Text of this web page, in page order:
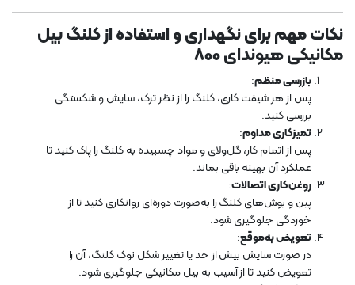
نکات مهم برای نگهداری و استفاده از کلنگ بیل
مکانیکی هیوندای 800
بازرسی منظم:
پس از هر شیفت کاری، کلنگ را از نظر ترک، سایش و شکستگی
بررسی کنید.
تمیزکاری مداوم:
پس از اتمام کار، گل‌ولای و مواد چسبیده به کلنگ را پاک کنید تا
عملکرد آن بهینه باقی بماند.
روغن‌کاری اتصالات:
پین و بوش‌های کلنگ را به‌صورت دوره‌ای روانکاری کنید تا از
خوردگی جلوگیری شود.
تعویض به‌موقع:
در صورت سایش بیش از حد یا تغییر شکل نوک کلنگ، آن را
تعویض کنید تا از آسیب به بیل مکانیکی جلوگیری شود.